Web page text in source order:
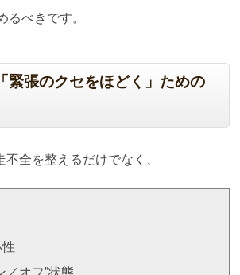
るべきです。
緊張のクセをほどく」ための
全を整えるだけでなく、
／オフ”状態